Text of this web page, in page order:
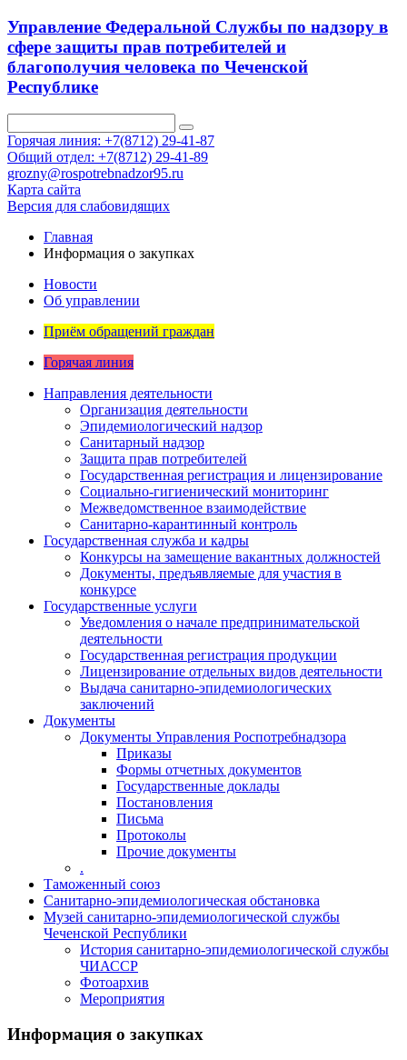
Управление Федеральной Службы по надзору в
сфере защиты прав потребителей и
благополучия человека по Чеченской
Республике
Горячая линия: +7(8712) 29-41-87
Общий отдел: +7(8712) 29-41-89
grozny@rospotrebnadzor95.ru
Карта сайта
Версия для слабовидящих
Главная
Информация о закупках
Новости
Об управлении
Приём обращений граждан
Горячая линия
Направления деятельности
Организация деятельности
Эпидемиологический надзор
Санитарный надзор
Защита прав потребителей
Государственная регистрация и лицензирование
Социально-гигиенический мониторинг
Межведомственное взаимодействие
Санитарно-карантинный контроль
Государственная служба и кадры
Конкурсы на замещение вакантных должностей
Документы, предъявляемые для участия в
конкурсе
Государственные услуги
Уведомления о начале предпринимательской
деятельности
Государственная регистрация продукции
Лицензирование отдельных видов деятельности
Выдача санитарно-эпидемиологических
заключений
Документы
Документы Управления Роспотребнадзора
Приказы
Формы отчетных документов
Государственные доклады
Постановления
Письма
Протоколы
Прочие документы
.
Таможенный союз
Санитарно-эпидемиологическая обстановка
Музей санитарно-эпидемиологической службы
Чеченской Республики
История санитарно-эпидемиологической службы
ЧИАССР
Фотоархив
Мероприятия
Информация о закупках